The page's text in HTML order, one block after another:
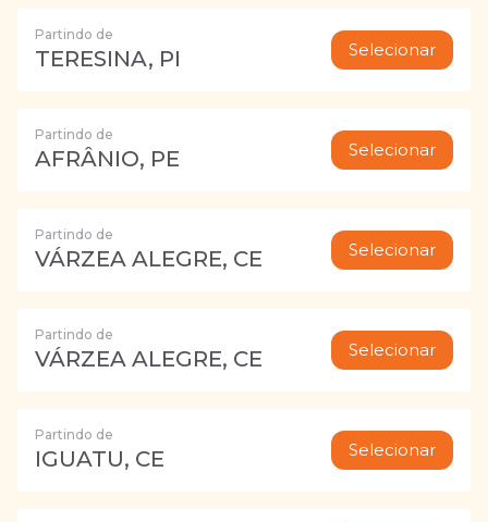
Partindo de
TERESINA, PI Selecionar
Partindo de
AFRÂNIO, PE Selecionar
Partindo de
VÁRZEA ALEGRE, CE Selecionar
Partindo de
VÁRZEA ALEGRE, CE Selecionar
Partindo de
IGUATU, CE Selecionar